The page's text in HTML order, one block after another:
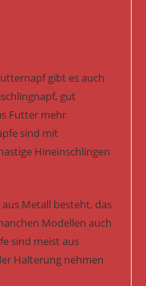
gibt es auch
gut
Futter mehr
sind mit
Hineinschlingen
Metall besteht, das
Modellen auch
sind meist aus
Halterung nehmen